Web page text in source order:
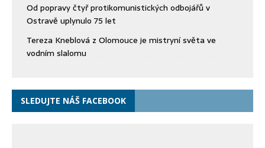
Od popravy čtyř protikomunistických odbojářů v
Ostravě uplynulo 75 let
Tereza Kneblová z Olomouce je mistryní světa ve
vodním slalomu
SLEDUJTE NÁŠ FACEBOOK